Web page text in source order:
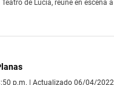
de Lucía, reúne en escena
p.m. | Actualizado 06/04/